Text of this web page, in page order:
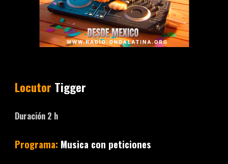
Locutor Tigger
Duración 2 h
Programa: Musica con peticiones